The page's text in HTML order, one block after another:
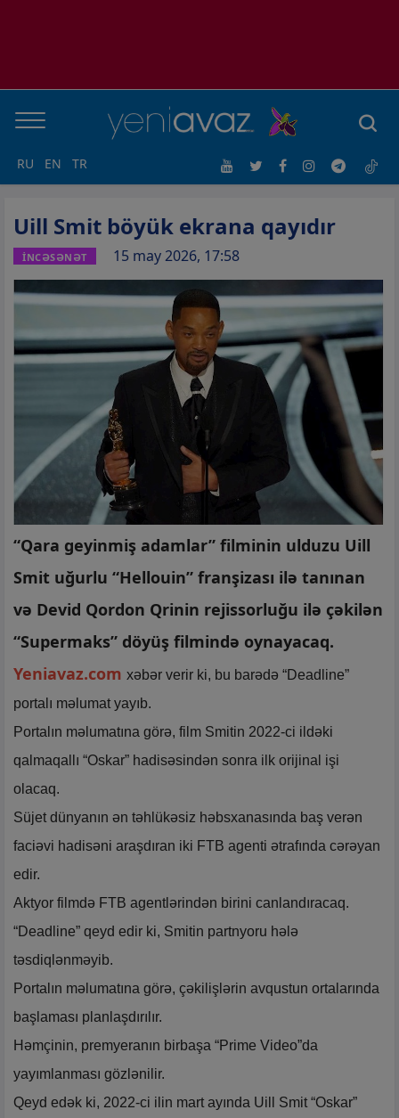
RU EN TR
Uill Smit böyük ekrana qayıdır
İNCƏSƏNƏT 15 may 2026, 17:58
“Qara geyinmiş adamlar” filminin ulduzu Uill
Smit uğurlu “Hellouin” franşizası ilə tanınan
və Devid Qordon Qrinin rejissorluğu ilə çəkilən
“Supermaks” döyüş filmində oynayacaq.
Yeniavaz.com xəbər verir ki, bu barədə “Deadline”
portalı məlumat yayıb.
Portalın məlumatına görə, film Smitin 2022-ci ildəki
qalmaqallı “Oskar” hadisəsindən sonra ilk orijinal işi
olacaq.
Süjet dünyanın ən təhlükəsiz həbsxanasında baş verən
faciəvi hadisəni araşdıran iki FTB agenti ətrafında cərəyan
edir.
Aktyor filmdə FTB agentlərindən birini canlandıracaq.
“Deadline” qeyd edir ki, Smitin partnyoru hələ
təsdiqlənməyib.
Portalın məlumatına görə, çəkilişlərin avqustun ortalarında
başlaması planlaşdırılır.
Həmçinin, premyeranın birbaşa “Prime Video”da
yayımlanması gözlənilir.
Qeyd edək ki, 2022-ci ilin mart ayında Uill Smit “Oskar”